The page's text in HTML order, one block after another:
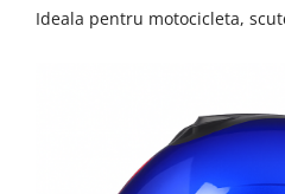
Ideala pentru motocicleta,